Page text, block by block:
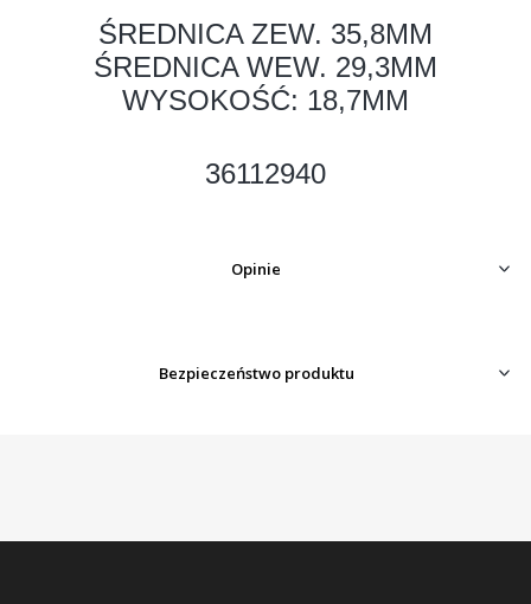
ŚREDNICA ZEW. 35,8MM
ŚREDNICA WEW. 29,3MM
WYSOKOŚĆ: 18,7MM
36112940
Opinie
Bezpieczeństwo produktu